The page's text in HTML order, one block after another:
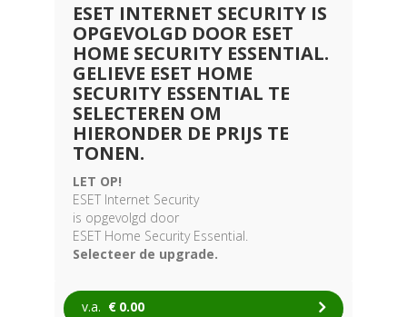
ESET INTERNET SECURITY IS
OPGEVOLGD DOOR ESET
HOME SECURITY ESSENTIAL.
GELIEVE ESET HOME
SECURITY ESSENTIAL TE
SELECTEREN OM
HIERONDER DE PRIJS TE
TONEN.
LET OP!
ESET Internet Security
is opgevolgd door
ESET Home Security Essential.
Selecteer de upgrade.
v.a. € 0.00